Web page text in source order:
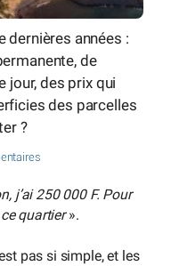
dernières années :
de
jour, des prix qui
des parcelles
?
j’ai 250 000 F. Pour
quartier».
pas si simple, et les